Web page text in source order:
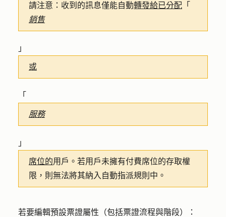
請注意： 收到的訊息僅能自動轉發給已分配 「
銷售
」
或
「
服務
」
席位的用戶。若用戶未擁有付費席位的存取權
限，則無法將其納入自動指派規則中。
若要編輯預設票證屬性（包括票證流程與階段）：